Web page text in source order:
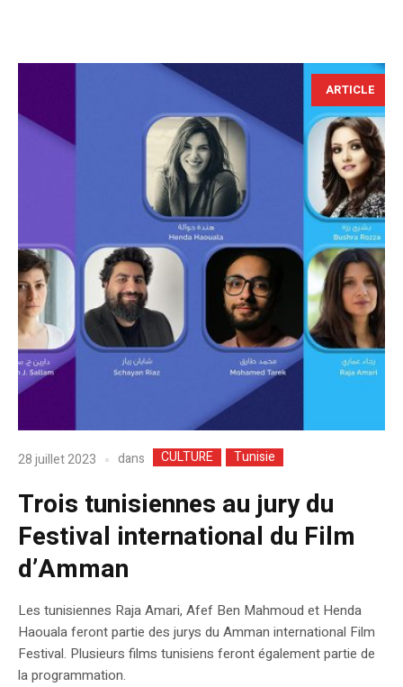
ARTICLE
28 juillet 2023 dans CULTURE Tunisie
Trois tunisiennes au jury du
Festival international du Film
d’Amman
Les tunisiennes Raja Amari, Afef Ben Mahmoud et Henda
Haouala feront partie des jurys du Amman international Film
Festival. Plusieurs films tunisiens feront également partie de
la programmation.